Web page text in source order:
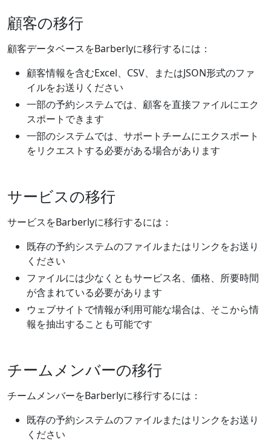
顧客の移行
顧客データベースをBarberlyに移行するには：
顧客情報を含むExcel、CSV、またはJSON形式のファ
イルをお送りください
一部の予約システムでは、顧客を直接ファイルにエク
スポートできます
一部のシステムでは、サポートチームにエクスポート
をリクエストする必要がある場合があります
サービスの移行
サービスをBarberlyに移行するには：
既存の予約システムのファイルまたはリンクをお送り
ください
ファイルには少なくともサービス名、価格、所要時間
が含まれている必要があります
ウェブサイトで情報が利用可能な場合は、そこから情
報を抽出することも可能です
チームメンバーの移行
チームメンバーをBarberlyに移行するには：
既存の予約システムのファイルまたはリンクをお送り
ください